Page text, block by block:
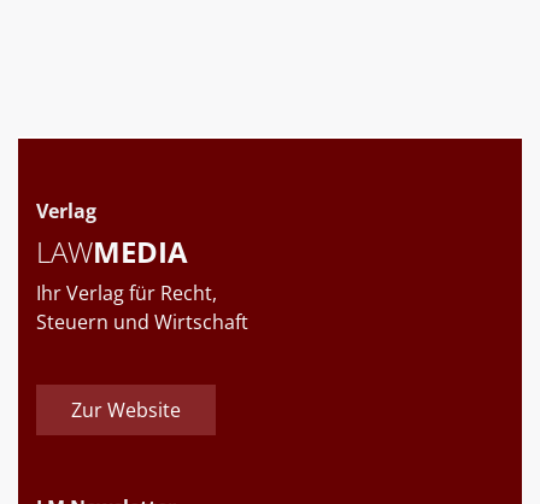
Verlag
LAWMEDIA
Ihr Verlag für Recht,
Steuern und Wirtschaft
Zur Website